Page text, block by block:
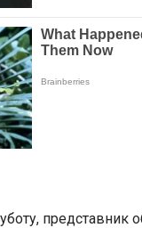
представник